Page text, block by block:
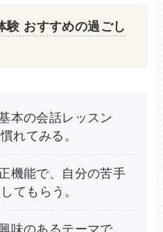
験 おすすめの過ごし
本の会話レッスン
れてみる。
機能で、自分の苦手
てもらう。
味のあるテーマで、